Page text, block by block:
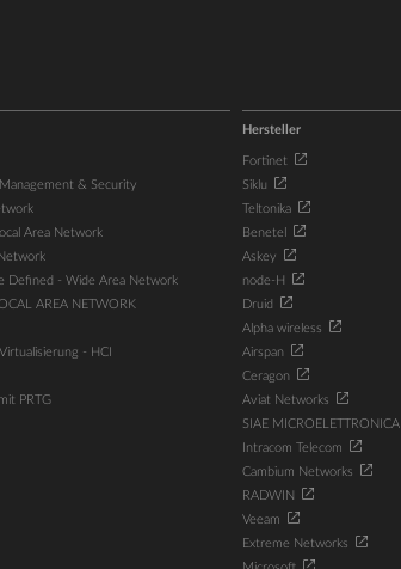
& Security
Area Network
Defined - Wide Area Network
AREA NETWORK
- HCI
PRTG
Hersteller
Fortinet
Siklu
Teltonika
Benetel
Askey
node-H
Druid
Alpha wireless
Airspan
Ceragon
Aviat Networks
SIAE MICROELETTRONICA
Intracom Telecom
Cambium Networks
RADWIN
Veeam
Extreme Networks